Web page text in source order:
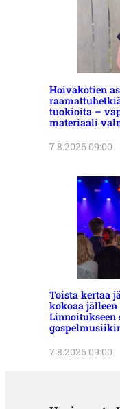
Hoivakotien
tuokioita –
materiaali
7.8.2026 09:00
Toista kertaa
kokoaa jälleen
Linnoitukseen
7.8.2026 09:00